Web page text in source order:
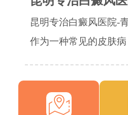
昆明专治白癜风医院-
作为一种常见的皮肤